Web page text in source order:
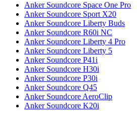
Anker Soundcore Space One Pro
Anker Soundcore Sport X20
Anker Soundcore Liberty Buds
Anker Soundcore R60i NC
Anker Soundcore Liberty 4 Pro
Anker Soundcore Liberty 5
Anker Soundcore P41i
Anker Soundcore H30i
Anker Soundcore P30i
Anker Soundcore Q45
Anker Soundcore AeroClip
Anker Soundcore K20i